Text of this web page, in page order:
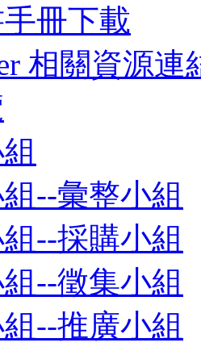
冊下載
相關資源連
--彙整小組
--採購小組
--徵集小組
--推廣小組